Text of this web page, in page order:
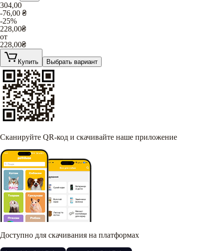
304,00
-76,00 ₴
-25%
228,00₴
от
228,00₴
Купить Выбрать вариант
Сканируйте QR-код и скачивайте наше приложение
Доступно для скачивания на платформах